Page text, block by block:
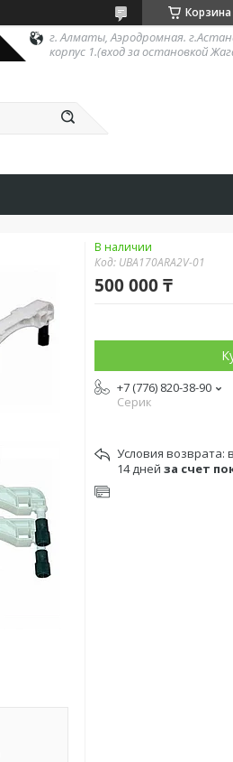
Корзина
г. Алматы, Аэродромная.
корпус 1.(вход за остановкой
В наличии
Код: UBA170ARA2V-01
500 000 ₸
+7 (776) 820-38-90
Серик
14 дней за счет